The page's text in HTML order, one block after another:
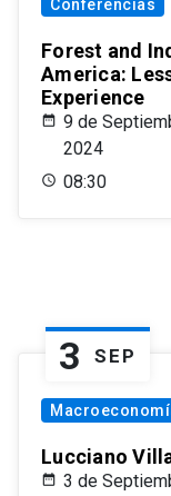
Conferencias
Forest and
America:
Experience
9 de
2024
08:30
3 SEP
Lucciano
3 de